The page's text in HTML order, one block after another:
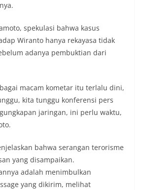
spekulasi bahwa kasus
Wiranto hanya rekayasa tidak
adanya pembuktian dari
macam kometar itu terlalu dini,
kita tunggu konferensi pers
jaringan, ini perlu waktu,
bahwa serangan terorisme
yang disampaikan.
adalah menimbulkan
yang dikirim, melihat